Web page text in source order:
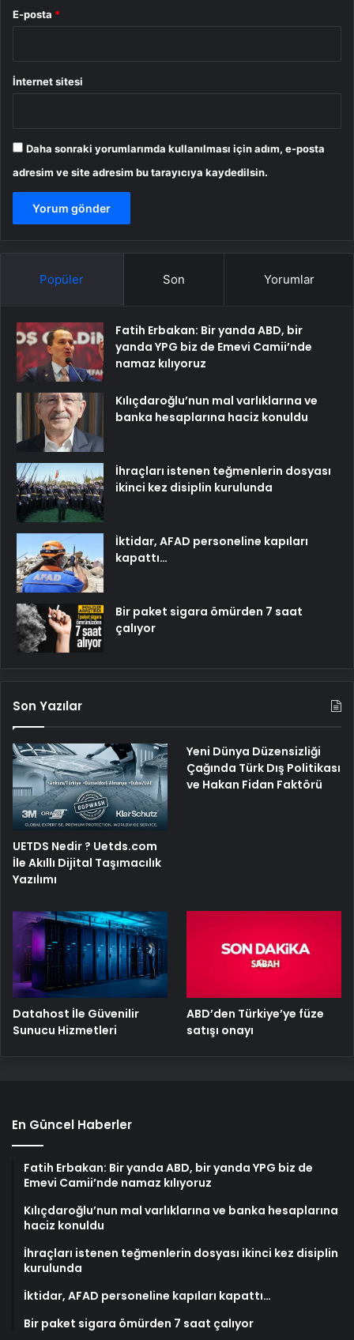
E-posta *
İnternet sitesi
Daha sonraki yorumlarımda kullanılması için adım, e-posta
adresim ve site adresim bu tarayıcıya kaydedilsin.
Popüler Son Yorumlar
Fatih Erbakan: Bir yanda ABD, bir
yanda YPG biz de Emevi Camii’nde
namaz kılıyoruz
Kılıçdaroğlu’nun mal varlıklarına ve
banka hesaplarına haciz konuldu
İhraçları istenen teğmenlerin dosyası
ikinci kez disiplin kurulunda
İktidar, AFAD personeline kapıları
kapattı…
Bir paket sigara ömürden 7 saat
çalıyor
Son Yazılar
UETDS Nedir ? Uetds.com
İle Akıllı Dijital Taşımacılık
Yazılımı
Yeni Dünya Düzensizliği
Çağında Türk Dış Politikası
ve Hakan Fidan Faktörü
Datahost İle Güvenilir
Sunucu Hizmetleri
ABD’den Türkiye’ye füze
satışı onayı
En Güncel Haberler
Fatih Erbakan: Bir yanda ABD, bir yanda YPG biz de
Emevi Camii’nde namaz kılıyoruz
Kılıçdaroğlu’nun mal varlıklarına ve banka hesaplarına
haciz konuldu
İhraçları istenen teğmenlerin dosyası ikinci kez disiplin
kurulunda
İktidar, AFAD personeline kapıları kapattı…
Bir paket sigara ömürden 7 saat çalıyor